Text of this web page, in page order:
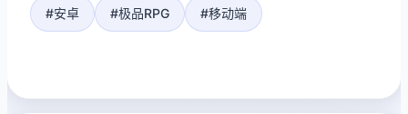
#安卓 #极品RPG #移动端